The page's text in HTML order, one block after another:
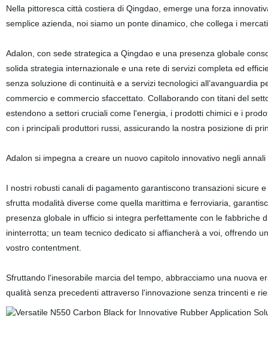
Nella pittoresca città costiera di Qingdao, emerge una forza
semplice azienda, noi siamo un ponte dinamico, che collega i
Adalon, con sede strategica a Qingdao e una presenza globale
solida strategia internazionale e una rete di servizi completa ed
senza soluzione di continuità e a servizi tecnologici all’avanguardia
commercio e commercio sfaccettato. Collaborando con titani del
estendono a settori cruciali come l'energia, i prodotti chimici e i
con i principali produttori russi, assicurando la nostra posizione di
Adalon si impegna a creare un nuovo capitolo innovativo negli
I nostri robusti canali di pagamento garantiscono transazioni sicure
sfrutta modalità diverse come quella marittima e ferroviaria,
presenza globale in ufficio si integra perfettamente con le fabbriche
ininterrotta; un team tecnico dedicato si affiancherà a voi, offrendo
vostro contentment.
Sfruttando l'inesorabile marcia del tempo, abbracciamo una nuova
qualità senza precedenti attraverso l'innovazione senza trincenti e